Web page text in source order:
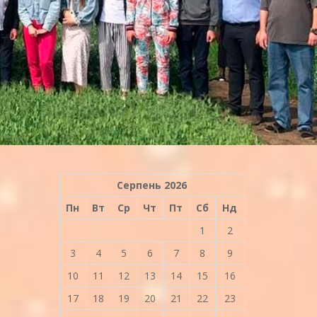
Серпень 2026
Пн
Вт Ср Чт Пт Сб
Нд
1
2
3
4 5 6 7 8
9
10
11 12 13 14 15
16
17
18 19 20 21 22
23